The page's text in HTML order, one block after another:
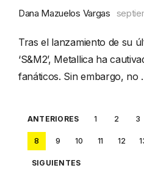
Dana Mazuelos Vargas
Tras el lanzamiento de su
‘S&M2’, Metallica ha
fanáticos. Sin embargo, no
Posts
pagination
ANTERIORES 1 2 3
8 9 10 11 12
SIGUIENTES